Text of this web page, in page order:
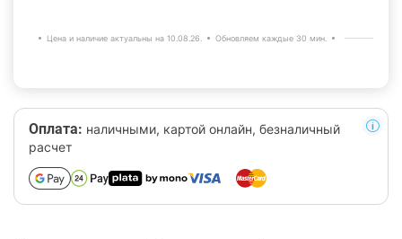
Цена и наличие актуальны на 10.08.26. Обновляем каждые 30 мин.
Оплата: наличными, картой онлайн, безналичный
расчет